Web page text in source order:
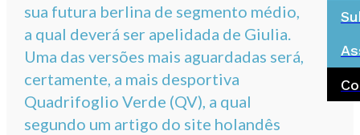
sua futura berlina de segmento médio,
a qual deverá ser apelidada de Giulia.
Uma das versões mais aguardadas será,
certamente, a mais desportiva
Quadrifoglio Verde (QV), a qual
segundo um artigo do site holandês